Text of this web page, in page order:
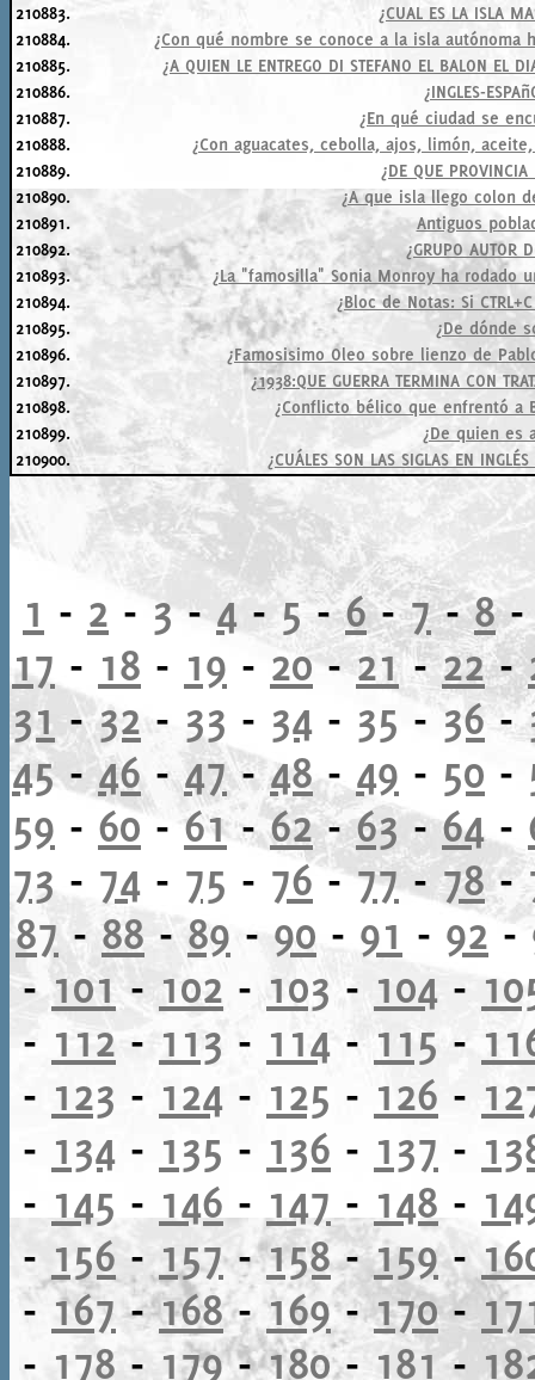
210883.
¿CUAL ES LA ISLA
210884.
¿Con qué nombre se conoce a la isla
210885.
¿A QUIEN LE ENTREGO DI STEFANO EL BALON EL
210886.
¿INGLES-
210887.
¿En qué ciudad se
210888.
¿Con aguacates, cebolla, ajos, limón,
210889.
¿DE QUE PROVINCIA
210890.
¿A que isla llego colon
210891.
Antiguos
210892.
¿GRUPO AUTOR
210893.
¿La "famosilla" Sonia Monroy ha rodado
210894.
¿Bloc de Notas: Si
210895.
¿De dónde
210896.
¿Famosisimo Oleo sobre lienzo de
210897.
¿1938:QUE GUERRA TERMINA CON
210898.
¿Conflicto bélico que enfrentó a
210899.
¿De quien es
210900.
¿CUÁLES SON LAS SIGLAS EN
1 - 2 -3- 4 -5-6-7-8
17 - 18 - 19 - 20-21-22-
31 -32- 33 - 34 - 35 -36-
45-46-47-48- 49 - 50 -
59 - 60- 61-62-63-64-
73 - 74 - 75 - 76-77-78-
87 -88-89 - 90 - 91 - 92-
-101- 102 - 103 - 104 -
- 112 - 113 - 114 - 115 -
- 123 - 124 - 125 - 126 -
- 134 - 135 - 136 - 137 -
- 145 - 146 - 147 - 148 -
- 156 - 157-158-159-
- 167-168-169-170-
- 178 - 179-180- 181-